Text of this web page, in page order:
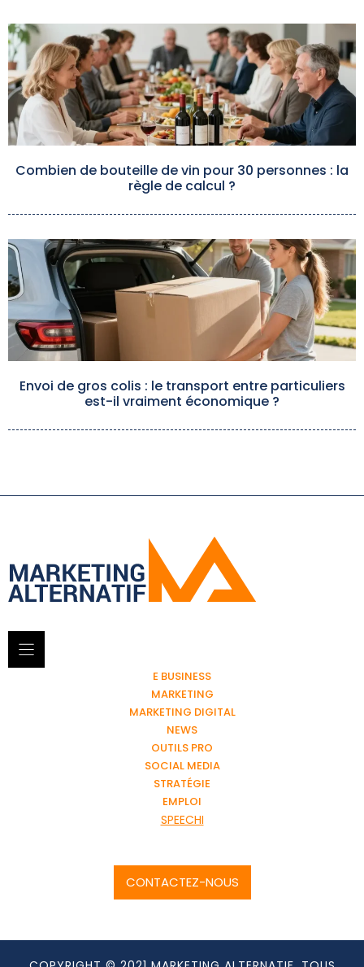
Combien de bouteille de vin pour 30 personnes : la
règle de calcul ?
Envoi de gros colis : le transport entre particuliers
est-il vraiment économique ?
E BUSINESS
MARKETING
MARKETING DIGITAL
NEWS
OUTILS PRO
SOCIAL MEDIA
STRATÉGIE
EMPLOI
SPEECHI
CONTACTEZ-NOUS